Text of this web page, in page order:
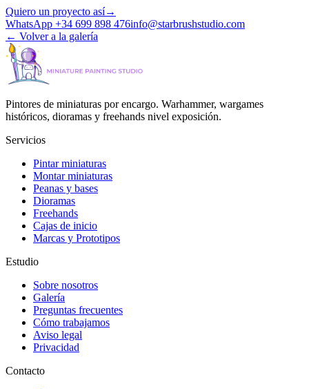
Quiero un proyecto así→
WhatsApp +34 699 898 476info@starbrushstudio.com
← Volver a la galería
Pintores de miniaturas por encargo. Warhammer, wargames
históricos, dioramas y freehands nivel exposición.
Servicios
Pintar miniaturas
Montar miniaturas
Peanas y bases
Dioramas
Freehands
Cajas de inicio
Marcas y Prototipos
Estudio
Sobre nosotros
Galería
Preguntas frecuentes
Cómo trabajamos
Aviso legal
Privacidad
Contacto